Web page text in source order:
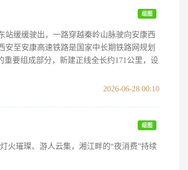
组图
站缓缓驶出，一路穿越秦岭山脉驶向安康西
至安康高速铁路是国家中长期铁路网规划
要组成部分，新建正线全长约171公里，设
2026-06-28 00:10
组图
火璀璨、游人云集，湘江畔的“夜消费”持续